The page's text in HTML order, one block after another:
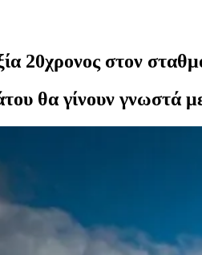
20χρονος στον
θα γίνουν γνωστά